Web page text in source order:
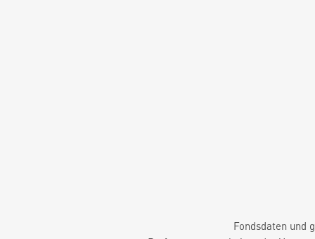
Fondsdaten und